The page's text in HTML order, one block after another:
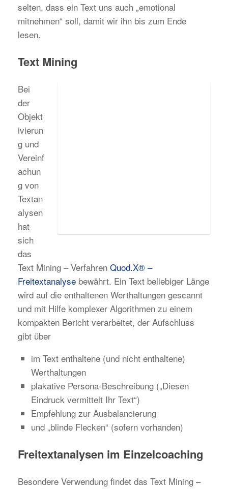
selten, dass ein Text uns auch „emotional
mitnehmen“ soll, damit wir ihn bis zum Ende
lesen.
Text Mining
Bei
der
Objekt
ivierun
g und
Vereinf
achun
g von
Textan
alysen
hat
sich
das
Text Mining – Verfahren Quod.X® –
Freitextanalyse bewährt. Ein Text beliebiger Länge
wird auf die enthaltenen Werthaltungen gescannt
und mit Hilfe komplexer Algorithmen zu einem
kompakten Bericht verarbeitet, der Aufschluss
gibt über
im Text enthaltene (und nicht enthaltene)
Werthaltungen
plakative Persona-Beschreibung („Diesen
Eindruck vermittelt Ihr Text“)
Empfehlung zur Ausbalancierung
und „blinde Flecken“ (sofern vorhanden)
Freitextanalysen im Einzelcoaching
Besondere Verwendung findet das Text Mining –